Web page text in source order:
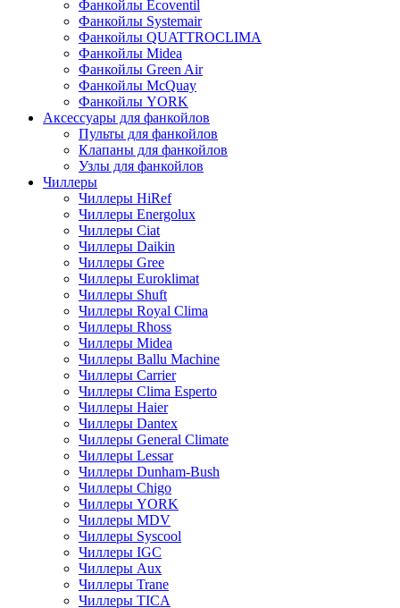
Фанкойлы Ecoventil
Фанкойлы Systemair
Фанкойлы QUATTROCLIMA
Фанкойлы Midea
Фанкойлы Green Air
Фанкойлы McQuay
Фанкойлы YORK
Аксессуары для фанкойлов
Пульты для фанкойлов
Клапаны для фанкойлов
Узлы для фанкойлов
Чиллеры
Чиллеры HiRef
Чиллеры Energolux
Чиллеры Ciat
Чиллеры Daikin
Чиллеры Gree
Чиллеры Euroklimat
Чиллеры Shuft
Чиллеры Royal Clima
Чиллеры Rhoss
Чиллеры Midea
Чиллеры Ballu Machine
Чиллеры Carrier
Чиллеры Clima Esperto
Чиллеры Haier
Чиллеры Dantex
Чиллеры General Climate
Чиллеры Lessar
Чиллеры Dunham-Bush
Чиллеры Chigo
Чиллеры YORK
Чиллеры MDV
Чиллеры Syscool
Чиллеры IGC
Чиллеры Aux
Чиллеры Trane
Чиллеры TICA